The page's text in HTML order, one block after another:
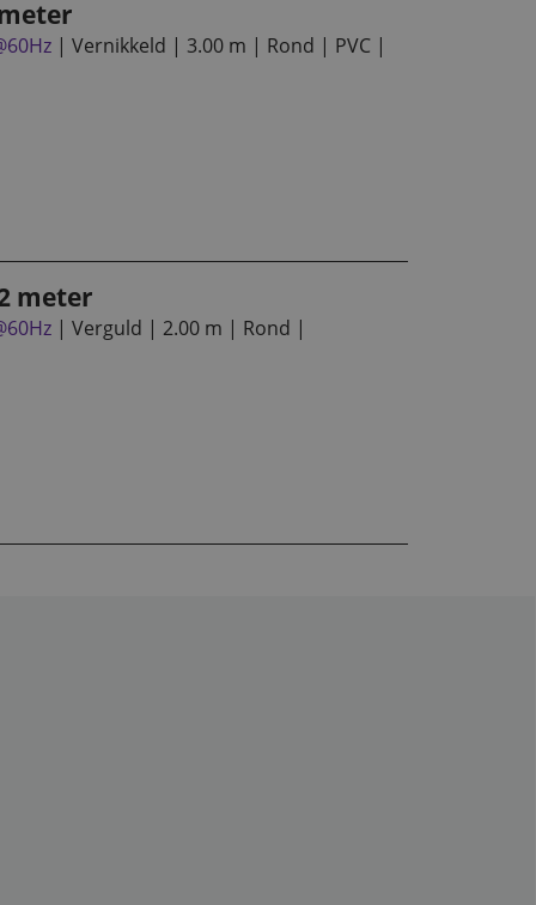
| Vernikkeld | 3.00 m | Rond | PVC |
meter
| Verguld | 2.00 m | Rond |